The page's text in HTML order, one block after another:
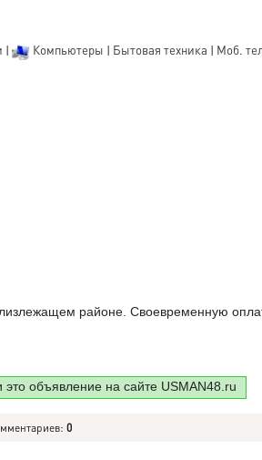
| Компьютеры | Бытовая техника | Моб.
районе. Своевременную
объявление на сайте USMAN48.ru
0